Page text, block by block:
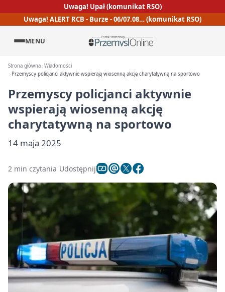
Uwaga! Upał (komunikat RSO)
Uwaga! ALERT RCB - Burze - 06/07.08… (komunikat RSO)
MENU
Strona główna Wiadomości
Przemyscy policjanci aktywnie wspierają wiosenną akcję charytatywną na sportowo
Przemyscy policjanci aktywnie
wspierają wiosenną akcję
charytatywną na sportowo
14 maja 2025
2 min czytania Udostępnij